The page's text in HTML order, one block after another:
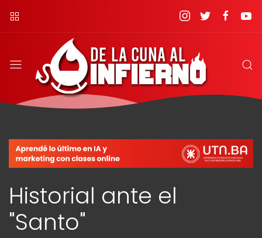
Historial ante el
"Santo"